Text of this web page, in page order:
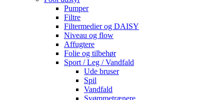
Pumper
Filtre
Filtermedier og DAISY
Niveau og flow
Affugtere
Folie og tilbehør
Sport / Leg / Vandfald
Ude bruser
Spil
Vandfald
Svømmetrænere